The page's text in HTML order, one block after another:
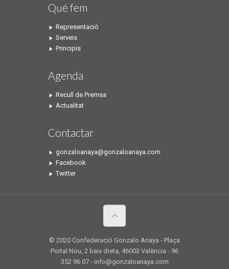
Qué fem
Representació
Serveis
Principis
Agenda
Recull de Premsa
Actualitat
Contactar
gonzaloanaya@gonzaloanaya.com
Facebook
Twitter
© 2020 Confederació Gonzalo Anaya - Plaça
Portal Nou, 2 baix dreta, 46003 València - 96
352 96 07 - info@gonzaloanaya.com